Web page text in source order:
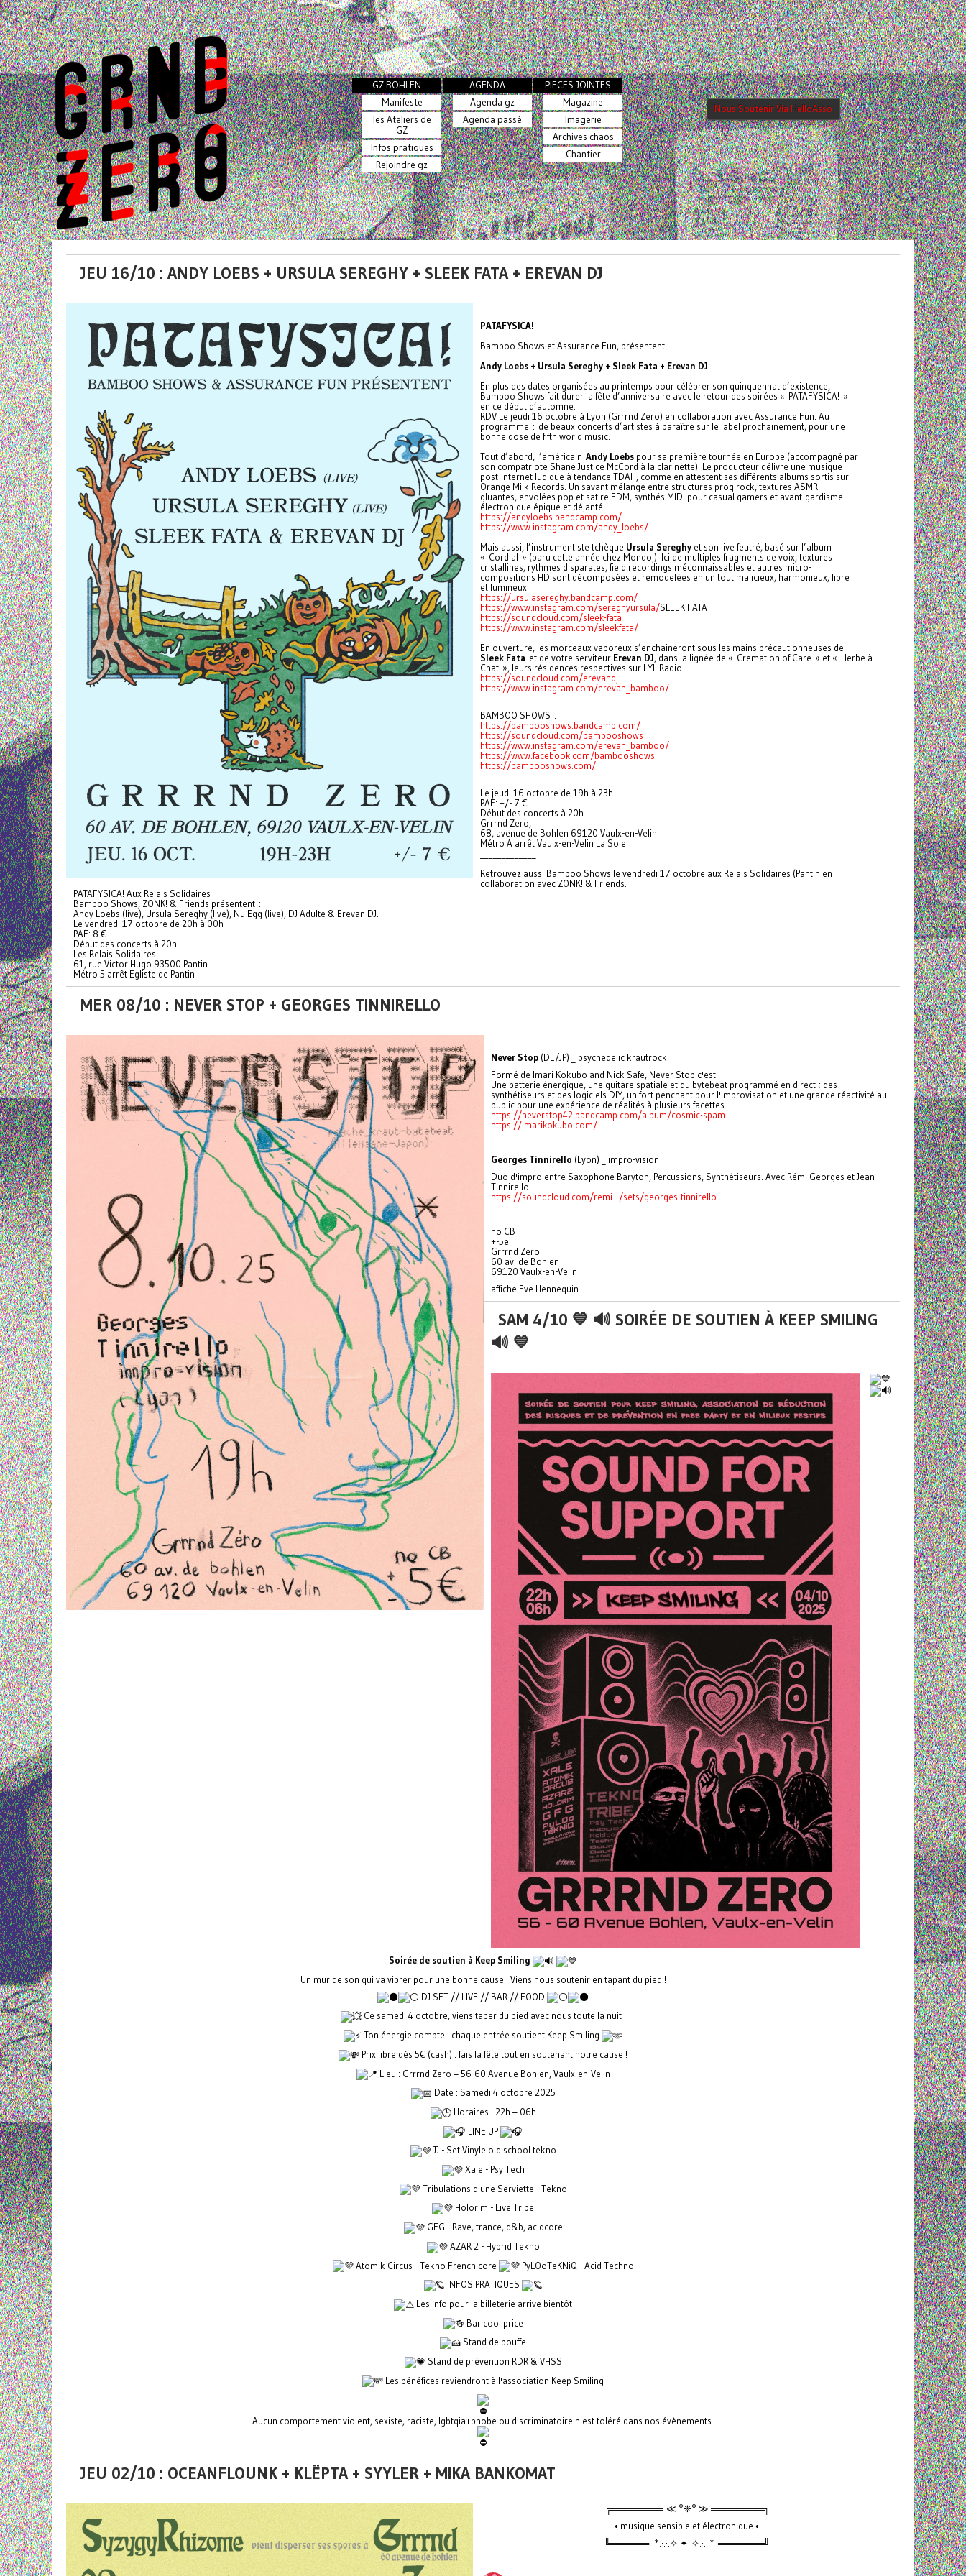
GZ BOHLEN
Manifeste
les Ateliers de
GZ
Infos pratiques
Rejoindre gz
AGENDA
Agenda gz
Agenda passé
PIECES JOINTES
Magazine
Imagerie
Archives chaos
Chantier
Nous Soutenir Via HelloAsso
JEU 16/10 : ANDY LOEBS + URSULA SEREGHY + SLEEK FATA + EREVAN DJ
PATAFYSICA!
Bamboo Shows et Assurance Fun, présentent :
Andy Loebs + Ursula Sereghy + Sleek Fata + Erevan DJ
En plus des dates organisées au printemps pour célébrer son quinquennat d’existence,
Bamboo Shows fait durer la fête d’anniversaire avec le retour des soirées « PATAFYSICA! »
en ce début d’automne.
RDV Le jeudi 16 octobre à Lyon (Grrrnd Zero) en collaboration avec Assurance Fun. Au
programme : de beaux concerts d’artistes à paraître sur le label prochainement, pour une
bonne dose de fifth world music.
Tout d’abord, l’américain Andy Loebs pour sa première tournée en Europe (accompagné par
son compatriote Shane Justice McCord à la clarinette). Le producteur délivre une musique
post-internet ludique à tendance TDAH, comme en attestent ses différents albums sortis sur
Orange Milk Records. Un savant mélange entre structures prog rock, textures ASMR
gluantes, envolées pop et satire EDM, synthés MIDI pour casual gamers et avant-gardisme
électronique épique et déjanté.
https://andyloebs.bandcamp.com/
https://www.instagram.com/andy_loebs/
Mais aussi, l’instrumentiste tchèque Ursula Sereghy et son live feutré, basé sur l’album
« Cordial » (paru cette année chez Mondoj). Ici de multiples fragments de voix, textures
cristallines, rythmes disparates, field recordings méconnaissables et autres micro-
compositions HD sont décomposées et remodelées en un tout malicieux, harmonieux, libre
et lumineux.
https://ursulasereghy.bandcamp.com/
https://www.instagram.com/sereghyursula/SLEEK FATA :
https://soundcloud.com/sleek-fata
https://www.instagram.com/sleekfata/
En ouverture, les morceaux vaporeux s’enchaineront sous les mains précautionneuses de
Sleek Fata et de votre serviteur Erevan DJ, dans la lignée de « Cremation of Care » et « Herbe à
Chat », leurs résidences respectives sur LYL Radio.
https://soundcloud.com/erevandj
https://www.instagram.com/erevan_bamboo/
BAMBOO SHOWS :
https://bambooshows.bandcamp.com/
https://soundcloud.com/bambooshows
https://www.instagram.com/erevan_bamboo/
https://www.facebook.com/bambooshows
https://bambooshows.com/
Le jeudi 16 octobre de 19h à 23h
PAF: +/- 7 €
Début des concerts à 20h.
Grrrnd Zero,
68, avenue de Bohlen 69120 Vaulx-en-Velin
Métro A arrêt Vaulx-en-Velin La Soie
Retrouvez aussi Bamboo Shows le vendredi 17 octobre aux Relais Solidaires (Pantin en
collaboration avec ZONK! & Friends.
PATAFYSICA! Aux Relais Solidaires
Bamboo Shows, ZONK! & Friends présentent :
Andy Loebs (live), Ursula Sereghy (live), Nu Egg (live), DJ Adulte & Erevan DJ.
Le vendredi 17 octobre de 20h à 00h
PAF: 8 €
Début des concerts à 20h.
Les Relais Solidaires
61, rue Victor Hugo 93500 Pantin
Métro 5 arrêt Egliste de Pantin
MER 08/10 : NEVER STOP + GEORGES TINNIRELLO
Never Stop (DE/JP) _ psychedelic krautrock
Formé de Imari Kokubo and Nick Safe, Never Stop c'est :
Une batterie énergique, une guitare spatiale et du bytebeat programmé en direct ; des
synthétiseurs et des logiciels DIY, un fort penchant pour l'improvisation et une grande réactivité au
public pour une expérience de réalités à plusieurs facettes.
https://neverstop42.bandcamp.com/album/cosmic-spam
https://imarikokubo.com/
Georges Tinnirello (Lyon) _ impro-vision
Duo d'impro entre Saxophone Baryton, Percussions, Synthétiseurs. Avec Rémi Georges et Jean
Tinnirello.
https://soundcloud.com/remi.../sets/georges-tinnirello
no CB
+-5e
Grrrnd Zero
60 av. de Bohlen
69120 Vaulx-en-Velin
affiche Eve Hennequin
SAM 4/10 💙 🔊 SOIRÉE DE SOUTIEN À KEEP SMILING
🔊 💙
Soirée de soutien à Keep Smiling
Un mur de son qui va vibrer pour une bonne cause ! Viens nous soutenir en tapant du pied !
DJ SET // LIVE // BAR // FOOD
Ce samedi 4 octobre, viens taper du pied avec nous toute la nuit !
Ton énergie compte : chaque entrée soutient Keep Smiling
Prix libre dès 5€ (cash) : fais la fête tout en soutenant notre cause !
Lieu : Grrrnd Zero – 56-60 Avenue Bohlen, Vaulx-en-Velin
Date : Samedi 4 octobre 2025
Horaires : 22h – 06h
LINE UP
JJ - Set Vinyle old school tekno
Xale - Psy Tech
Tribulations d'une Serviette - Tekno
Holorim - Live Tribe
GFG - Rave, trance, d&b, acidcore
AZAR 2 - Hybrid Tekno
Atomik Circus - Tekno French core
PyLOoTeKNiQ - Acid Techno
INFOS PRATIQUES
Les info pour la billeterie arrive bientôt
Bar cool price
Stand de bouffe
Stand de prévention RDR & VHSS
Les bénéfices reviendront à l'association Keep Smiling
Aucun comportement violent, sexiste, raciste, lgbtqia+phobe ou discriminatoire n'est toléré dans nos évènements.
JEU 02/10 : OCEANFLOUNK + KLËPTA + SYYLER + MIKA BANKOMAT
╔════════ ≪ °❈° ≫ ════════╗
• musique sensible et électronique •
╚══════ *.·:·.✧ ✦ ✧.·:·.* ═══════╝